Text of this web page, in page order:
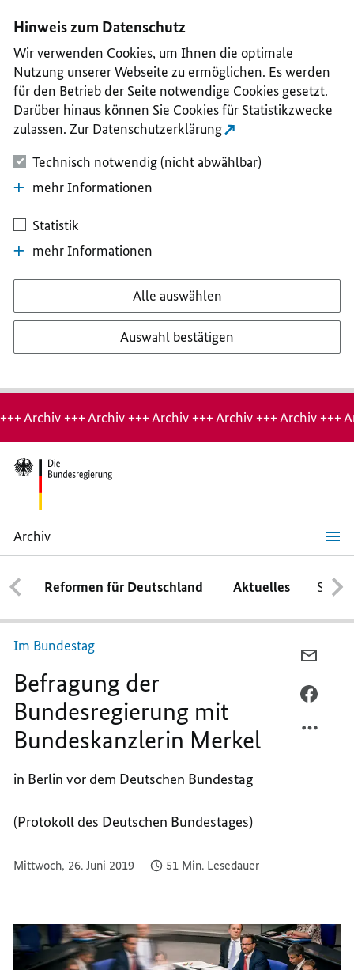
II
III
IV
V
Hinweis zum Datenschutz
Wir verwenden Cookies, um Ihnen die optimale
Nutzung unserer Webseite zu ermöglichen. Es werden
für den Betrieb der Seite notwendige Cookies gesetzt.
Darüber hinaus können Sie Cookies für Statistikzwecke
zulassen. Zur Datenschutzerklärung
Technisch notwendig (nicht abwählbar)
mehr Informationen
Statistik
mehr Informationen
Alle auswählen
Auswahl bestätigen
Hinweis:
Archiv-
Seite
+++ Archiv +++ Archiv +++ Archiv +++ Archiv +++ Archiv +++
Archiv
Befragung
der
Bundesregierung
mit
Bundeskanzlerin
Merkel
Reformen für Deutschland Aktuelles
Im Bundestag
Befragung der
Bundesregierung mit
Bundeskanzlerin Merkel
in Berlin vor dem Deutschen Bundestag
(Protokoll des Deutschen Bundestages)
Mittwoch, 26. Juni 2019 51 Min. Lesedauer